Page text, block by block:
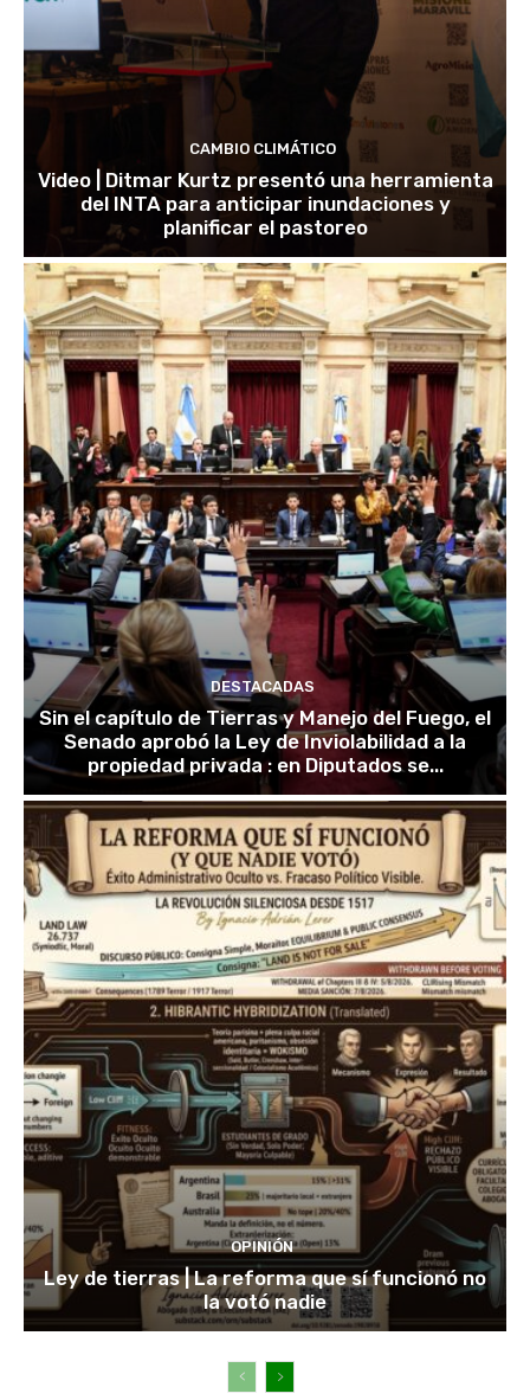
CAMBIO CLIMÁTICO
Video | Ditmar Kurtz presentó una herramienta
del INTA para anticipar inundaciones y
planificar el pastoreo
DESTACADAS
Sin el capítulo de Tierras y Manejo del Fuego, el
Senado aprobó la Ley de Inviolabilidad a la
propiedad privada : en Diputados se...
OPINIÓN
Ley de tierras | La reforma que sí funcionó no
la votó nadie